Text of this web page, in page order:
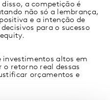
a competição é
não só a lembrança,
e a intenção de
para o sucesso
investimentos altos em
retorno real dessas
orçamentos e